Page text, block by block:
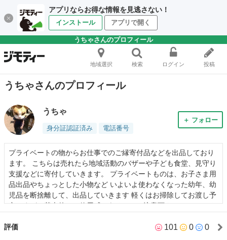
アプリならお得な情報を見逃さない！
インストール アプリで開く
うちゃさんのプロフィール
地域選択 検索 ログイン 投稿
うちゃさんのプロフィール
うちゃ
身分証認証済み 電話番号
＋ フォロー
プライベートの物からお仕事でのご縁寄付品などを出品しており
ます。 こちらは売れたら地域活動のバザーや子ども食堂、見守り
支援などに寄付していきます。 プライベートものは、お子さま用
品出品やちょっとした小物など いよいよ使わなくなった幼年、幼
児品を断捨離して、出品していきます 軽くはお掃除してお渡し予
定ですが、基本的には使用感はあるのでご注意下さい ジェロント
バイザーをフル活用してシニアライフのサポートしております。
評価 101 0 0